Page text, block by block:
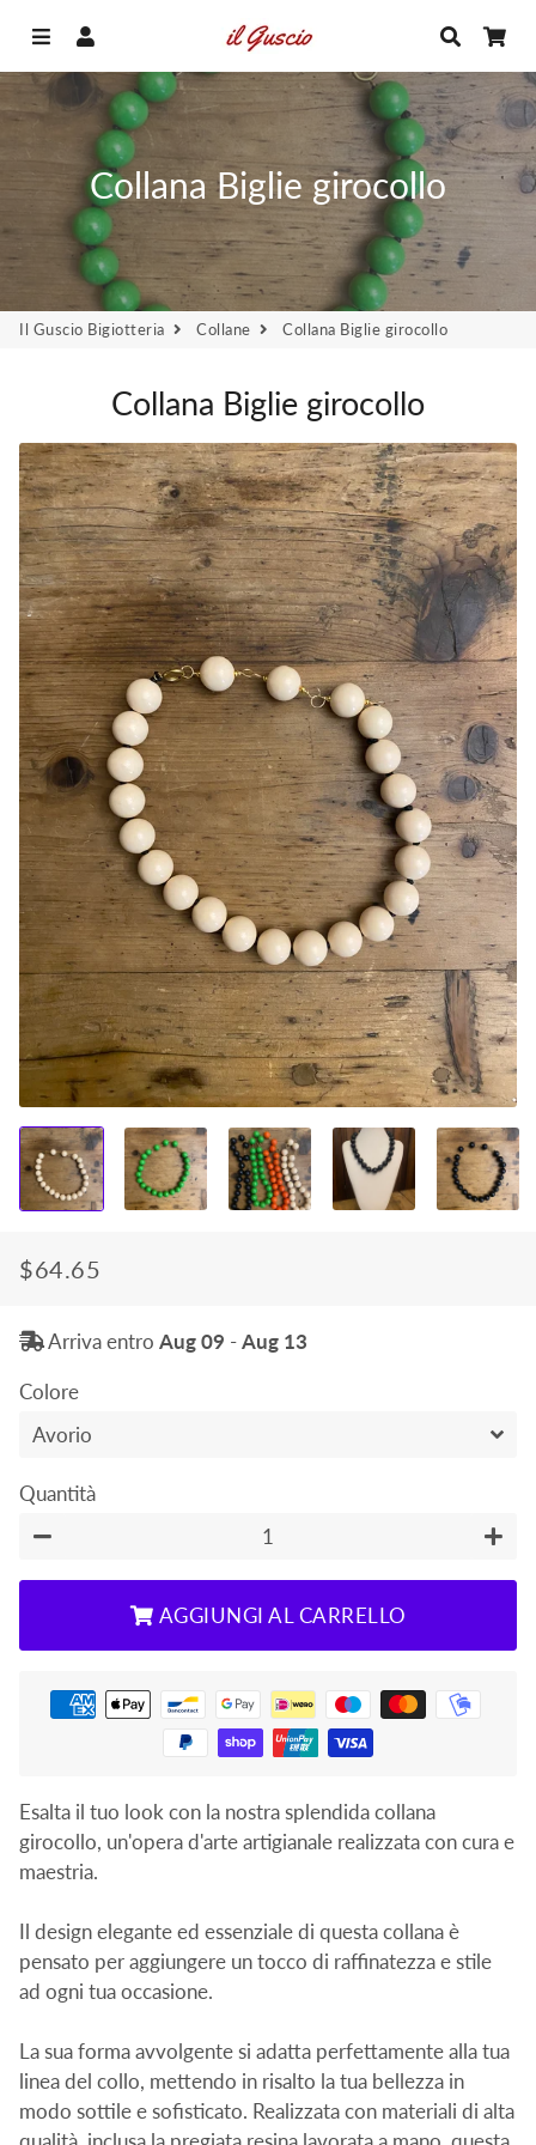
Menu Cerca
Collana Biglie girocollo
Il Guscio Bigiotteria Collane Collana Biglie girocollo
Collana Biglie girocollo
Prezzo
listino
Prezzo
$64.65
Arriva entro Aug 09 - Aug 13
Colore
Quantità
AGGIUNGI AL CARRELLO
Esalta il tuo look con la nostra splendida collana
girocollo, un'opera d'arte artigianale realizzata con cura e
maestria.
Il design elegante ed essenziale di questa collana è
pensato per aggiungere un tocco di raffinatezza e stile
ad ogni tua occasione.
La sua forma avvolgente si adatta perfettamente alla tua
linea del collo, mettendo in risalto la tua bellezza in
modo sottile e sofisticato. Realizzata con materiali di alta